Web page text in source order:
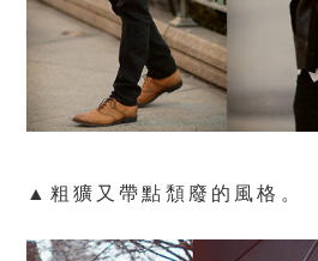
▲粗獷又帶點頹廢的風格。